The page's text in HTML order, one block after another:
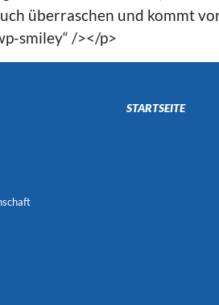
überraschen und kommt
smiley“ /></p>
STARTSEITE